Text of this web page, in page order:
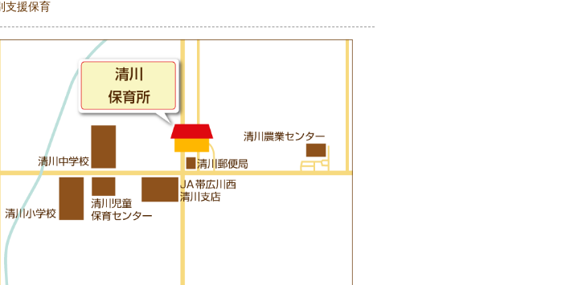
支援保育